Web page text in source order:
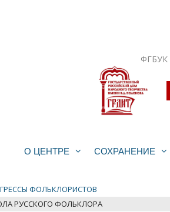
ФГБУК
О ЦЕНТРЕ СОХРАНЕНИЕ
ФОЛЬКЛОРИСТОВ
РУССКОГО ФОЛЬКЛОРА